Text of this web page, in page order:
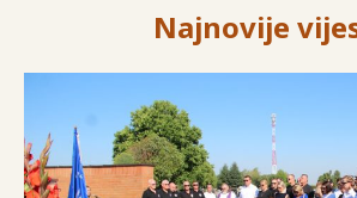
Najnovije